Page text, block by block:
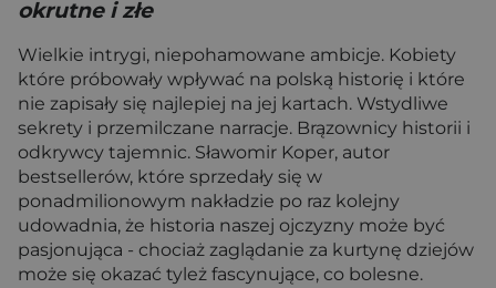
okrutne i złe
Wielkie intrygi, niepohamowane ambicje. Kobiety
które próbowały wpływać na polską historię i które
nie zapisały się najlepiej na jej kartach. Wstydliwe
sekrety i przemilczane narracje. Brązownicy historii i
odkrywcy tajemnic. Sławomir Koper, autor
bestsellerów, które sprzedały się w
ponadmilionowym nakładzie po raz kolejny
udowadnia, że historia naszej ojczyzny może być
pasjonująca - chociaż zaglądanie za kurtynę dziejów
może się okazać tyleż fascynujące, co bolesne.